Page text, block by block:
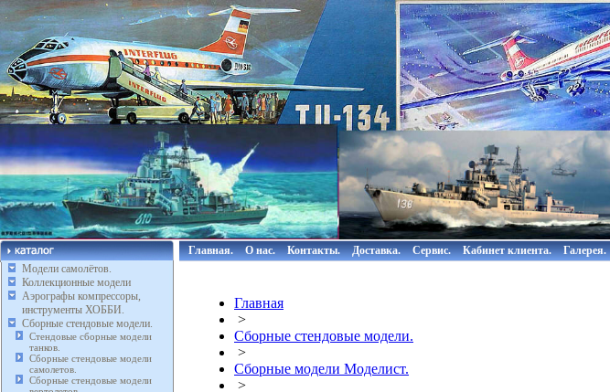
Модели самолётов.
Коллекционные модели
Аэрографы компрессоры,
инструменты ХОББИ.
Сборные стендовые модели.
Стендовые сборные модели
танков.
Сборные стендовые модели
самолетов.
Сборные стендовые модели
Главная. О нас. Контакты. Доставка. Сервис. Кабинет клиента. Галерея.
Главная
>
Сборные стендовые модели.
>
Сборные модели Моделист.
>